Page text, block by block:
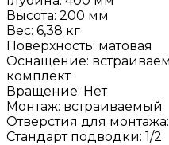
Высота: 200 мм
Вес: 6,38 кг
Поверхность: матовая
Оснащение:
комплект
Вращение: Нет
Монтаж: встраиваемый
Отверстия для
Стандарт подводки: 1/2